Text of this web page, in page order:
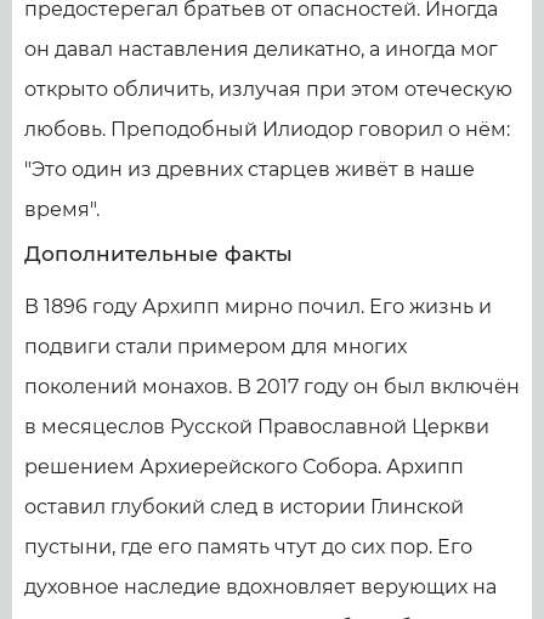
предостерегал братьев от опасностей. Иногда
он давал наставления деликатно, а иногда мог
открыто обличить, излучая при этом отеческую
любовь. Преподобный Илиодор говорил о нём:
"Это один из древних старцев живёт в наше
время".
Дополнительные факты
В 1896 году Архипп мирно почил. Его жизнь и
подвиги стали примером для многих
поколений монахов. В 2017 году он был включён
в месяцеслов Русской Православной Церкви
решением Архиерейского Собора. Архипп
оставил глубокий след в истории Глинской
пустыни, где его память чтут до сих пор. Его
духовное наследие вдохновляет верующих на